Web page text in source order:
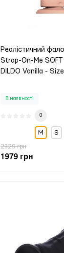
Реалістичний
Strap-On-Me SOFT
DILDO Vanilla - Size
В наявності
0
М S
2329 грн
1979 грн